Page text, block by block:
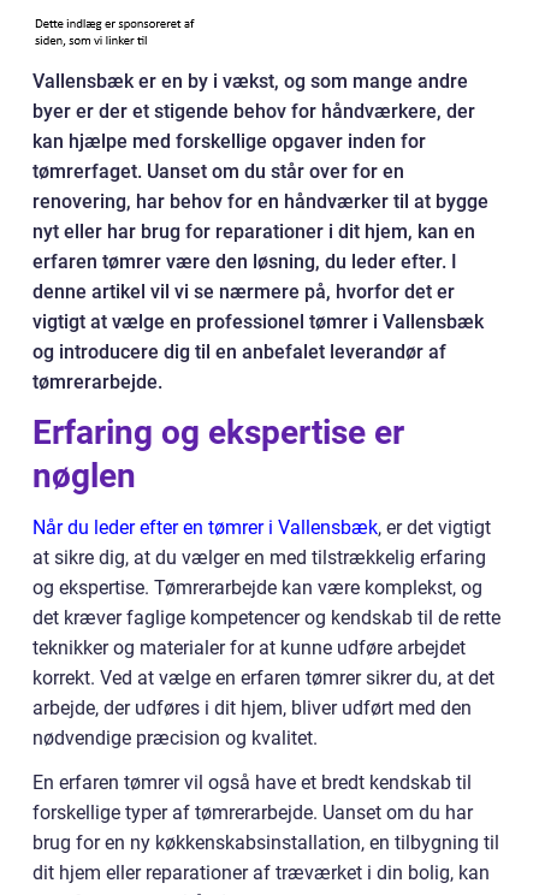
Vallensbæk er en by i vækst, og som mange andre
byer er der et stigende behov for håndværkere, der
kan hjælpe med forskellige opgaver inden for
tømrerfaget. Uanset om du står over for en
renovering, har behov for en håndværker til at bygge
nyt eller har brug for reparationer i dit hjem, kan en
erfaren tømrer være den løsning, du leder efter. I
denne artikel vil vi se nærmere på, hvorfor det er
vigtigt at vælge en professionel tømrer i Vallensbæk
og introducere dig til en anbefalet leverandør af
tømrerarbejde.
Erfaring og ekspertise er
nøglen
Når du leder efter en tømrer i Vallensbæk, er det vigtigt
at sikre dig, at du vælger en med tilstrækkelig erfaring
og ekspertise. Tømrerarbejde kan være komplekst, og
det kræver faglige kompetencer og kendskab til de rette
teknikker og materialer for at kunne udføre arbejdet
korrekt. Ved at vælge en erfaren tømrer sikrer du, at det
arbejde, der udføres i dit hjem, bliver udført med den
nødvendige præcision og kvalitet.
En erfaren tømrer vil også have et bredt kendskab til
forskellige typer af tømrerarbejde. Uanset om du har
brug for en ny køkkenskabsinstallation, en tilbygning til
dit hjem eller reparationer af træværket i din bolig, kan